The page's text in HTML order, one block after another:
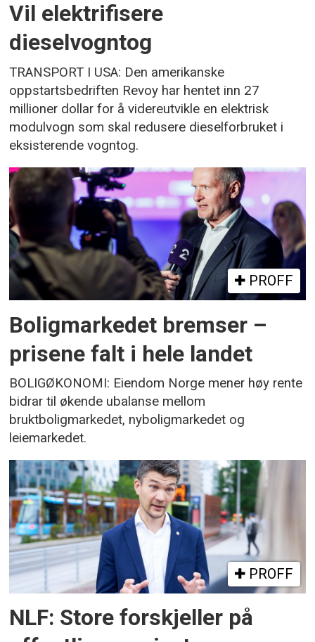
Vil elektrifisere
dieselvogntog
TRANSPORT I USA: Den amerikanske
oppstartsbedriften Revoy har hentet inn 27
millioner dollar for å videreutvikle en elektrisk
modulvogn som skal redusere dieselforbruket i
eksisterende vogntog.
PROFF
Boligmarkedet bremser –
prisene falt i hele landet
BOLIGØKONOMI: Eiendom Norge mener høy rente
bidrar til økende ubalanse mellom
bruktboligmarkedet, nyboligmarkedet og
leiemarkedet.
PROFF
NLF: Store forskjeller på